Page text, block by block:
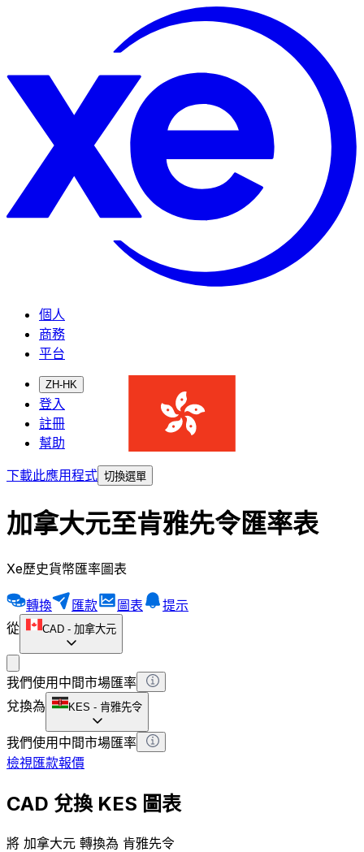
個人
商務
平台
ZH-HK
登入
註冊
幫助
下載此應用程式 切換選單
加拿大元至肯雅先令匯率表
Xe歷史貨幣匯率圖表
轉換 匯款 圖表
提示
從
CAD - 加拿大元
我們使用中間市場匯率
兌換為
KES - 肯雅先令
我們使用中間市場匯率
檢視匯款報價
CAD 兌換 KES 圖表
將 加拿大元 轉換為 肯雅先令